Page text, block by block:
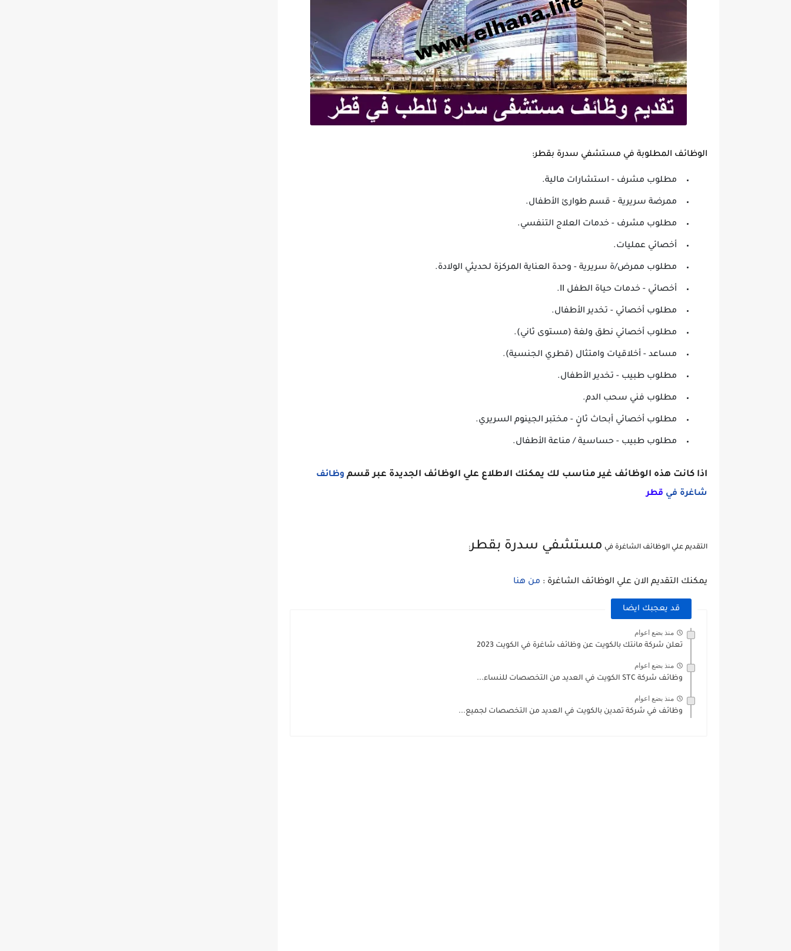
الوظائف المطلوبة في مستشفي سدرة بقطر:
مطلوب مشرف - استشارات مالية.
ممرضة سريرية - قسم طوارئ الأطفال.
مطلوب مشرف - خدمات العلاج التنفسي.
أخصائي عمليات.
مطلوب ممرض/ة سريرية - وحدة العناية المركزة لحديثي الولادة.
أخصائي - خدمات حياة الطفل II.
مطلوب أخصائي - تخدير الأطفال.
مطلوب أخصائي نطق ولغة (مستوى ثاني).
مساعد - أخلاقيات وامتثال (قطري الجنسية).
مطلوب طبيب - تخدير الأطفال.
مطلوب فني سحب الدم.
مطلوب أخصائي أبحاث ثانٍ - مختبر الجينوم السريري.
مطلوب طبيب - حساسية / مناعة الأطفال.
اذا كانت هذه الوظائف غير مناسب لك يمكنك الاطلاع علي الوظائف الجديدة عبر قسم وظائف
شاغرة في قطر
التقديم علي الوظائف الشاغرة في مستشفي سدرة بقطر:
يمكنك التقديم الان علي الوظائف الشاغرة : من هنا
قد يعجبك ايضا
منذ بضع اعوام
تعلن شركة مانتك بالكويت عن وظائف شاغرة في الكويت 2023
منذ بضع اعوام
وظائف شركة STC الكويت في العديد من التخصصات للنساء...
منذ بضع اعوام
وظائف في شركة تمدين بالكويت في العديد من التخصصات لجميع...